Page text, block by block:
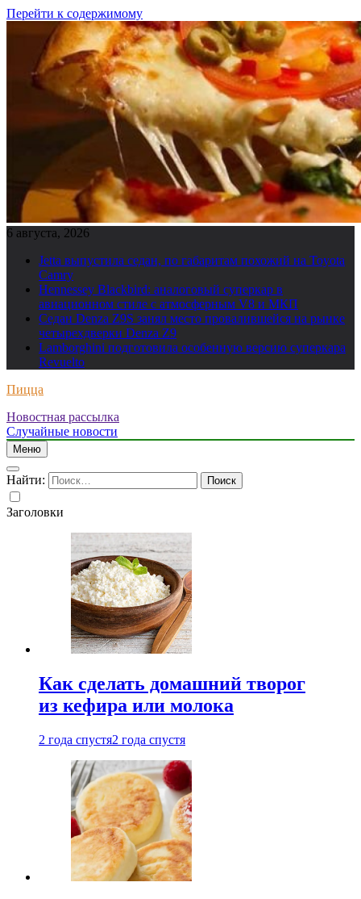
Перейти к содержимому
6 августа, 2026
Jetta выпустила седан, по габаритам похожий на Toyota
Camry
Hennessey Blackbird: аналоговый суперкар в
авиационном стиле с атмосферным V8 и МКП
Седан Denza Z9S занял место провалившейся на рынке
четырехдверки Denza Z9
Lamborghini подготовила особенную версию суперкара
Revuelto
Пицца
Новостная рассылка
Случайные новости
Меню
Найти:
Заголовки
Как сделать домашний творог
из кефира или молока
2 года спустя2 года спустя